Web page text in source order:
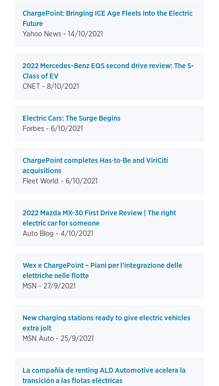
ChargePoint: Bringing ICE Age Fleets Into the Electric
Future
Yahoo News - 14/10/2021
2022 Mercedes-Benz EQS second drive review: The S-
Class of EV
CNET - 8/10/2021
Electric Cars: The Surge Begins
Forbes - 6/10/2021
ChargePoint completes Has·to·Be and ViriCiti
acquisitions
Fleet World - 6/10/2021
2022 Mazda MX-30 First Drive Review | The right
electric car for someone
Auto Blog - 4/10/2021
Wex e ChargePoint – Piani per l’integrazione delle
elettriche nelle flotte
MSN - 27/9/2021
New charging stations ready to give electric vehicles
extra jolt
MSN Auto - 25/9/2021
La compañía de renting ALD Automotive acelera la
transición a las flotas eléctricas